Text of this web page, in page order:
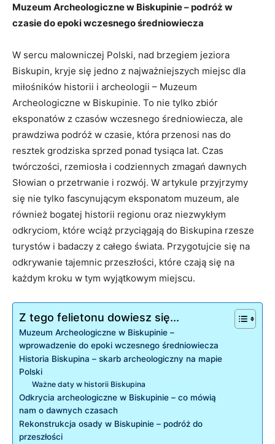
Muzeum Archeologiczne w Biskupinie – podróż w
czasie do epoki wczesnego średniowiecza
W ​sercu malowniczej Polski, nad brzegiem jeziora
Biskupin, ‌kryje się jedno z najważniejszych miejsc‍ dla‍
miłośników historii i archeologii – Muzeum
Archeologiczne w Biskupinie. To nie tylko zbiór
eksponatów z ⁣czasów wczesnego średniowiecza, ​ale
prawdziwa podróż w czasie, która przenosi ‍nas do⁣
resztek grodziska sprzed ponad tysiąca lat. Czas
twórczości, rzemiosła i codziennych zmagań dawnych
Słowian o przetrwanie i rozwój. W artykule przyjrzymy
się nie tylko fascynującym eksponatom muzeum, ale
również bogatej historii​ regionu ⁢oraz niezwykłym
odkryciom,​ które wciąż​ przyciągają do‌ Biskupina rzesze
turystów i badaczy z całego świata. Przygotujcie⁣ się na
odkrywanie tajemnic przeszłości, które czają się na
każdym ‌kroku w tym wyjątkowym miejscu.
Z tego felietonu dowiesz się...
Muzeum Archeologiczne ‍w Biskupinie –
wprowadzenie do epoki wczesnego średniowiecza
Historia Biskupina ⁢– skarb archeologiczny na mapie
Polski
Ważne daty w historii Biskupina
Odkrycia archeologiczne ⁤w Biskupinie – co mówią
nam o​ dawnych ‍czasach
Rekonstrukcja osady w Biskupinie – podróż do
przeszłości